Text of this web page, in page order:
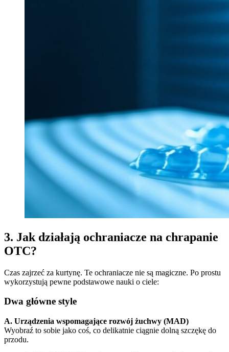
3. Jak działają ochraniacze na chrapanie
OTC?
Czas zajrzeć za kurtynę. Te ochraniacze nie są magiczne. Po prostu
wykorzystują pewne podstawowe nauki o ciele:
Dwa główne style
A. Urządzenia wspomagające rozwój żuchwy (MAD)
Wyobraź to sobie jako coś, co delikatnie ciągnie dolną szczękę do
przodu.